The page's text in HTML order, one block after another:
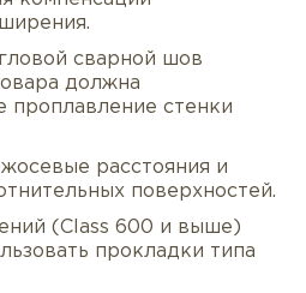
сварной шов
должна
проплавление стенки
расстояния и
поверхностей.
(Class 600 и выше)
прокладки типа